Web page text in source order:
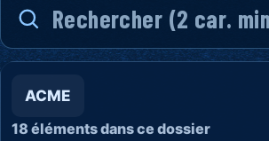
ACME
18 éléments dans ce dossier